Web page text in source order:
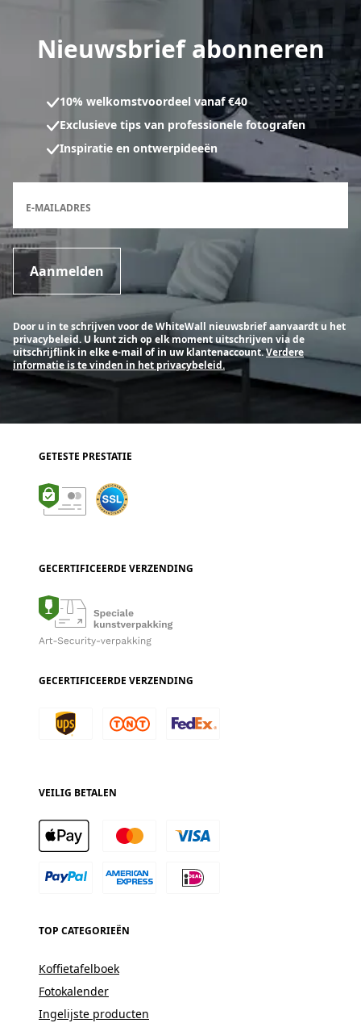
Nieuwsbrief abonneren
10% welkomstvoordeel vanaf €40
Exclusieve tips van professionele fotografen
Inspiratie en ontwerpideeën
E-MAILADRES
Aanmelden
Door u in te schrijven voor de WhiteWall nieuwsbrief aanvaardt u het
privacybeleid. U kunt zich op elk moment uitschrijven via de
uitschrijflink in elke e-mail of in uw klantenaccount.Verdere
informatie is te vinden in het privacybeleid.
GETESTE PRESTATIE
GECERTIFICEERDE VERZENDING
GECERTIFICEERDE VERZENDING
VEILIG BETALEN
TOP CATEGORIEËN
Koffietafelboek
Fotokalender
Ingelijste producten